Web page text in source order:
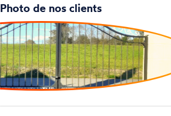
Photo de nos clients